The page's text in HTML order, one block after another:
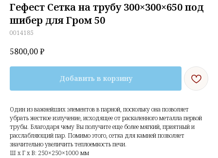
Гефест Сетка на трубу 300×300×650 под
шибер для Гром 50
0014185
5800,00₽
Добавить в корзину
Один из важнейших элементов в парной, поскольку она позволяет
убрать жесткое излучение, исходящее от раскаленного металла первой
трубы. Благодаря чему Вы получите еще более мягкий, приятный и
расслабляющий пар. Помимо этого, сетка для камней позволяет
значительно увеличить теплоемкость печи.
Ш x Г x В: 250×250×1000 мм